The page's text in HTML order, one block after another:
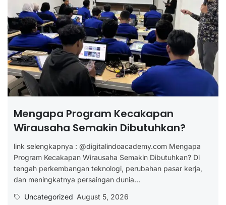
Mengapa Program Kecakapan
Wirausaha Semakin Dibutuhkan?
link selengkapnya : @digitalindoacademy.com Mengapa
Program Kecakapan Wirausaha Semakin Dibutuhkan? Di
tengah perkembangan teknologi, perubahan pasar kerja,
dan meningkatnya persaingan dunia...
Uncategorized August 5, 2026